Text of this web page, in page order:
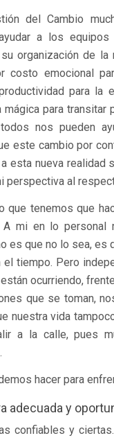
del Cambio
a los
organización de la
costo emocional
para la
mágica para transitar
nos pueden
este cambio por
esta nueva realidad
perspectiva al
que tenemos que
mi en lo personal
es que no lo sea,
el tiempo. Pero
ocurriendo,
que se toman,
nuestra vida
a la calle, pues
hacer para
adecuada y
confiables y